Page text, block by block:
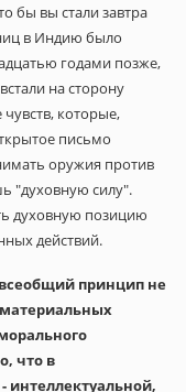
бы вы стали завтра
в Индию было
годами позже,
на сторону
которые,
письмо
оружия против
"духовную силу".
духовную позицию
действий.
принцип не
что в
интеллектуальной,